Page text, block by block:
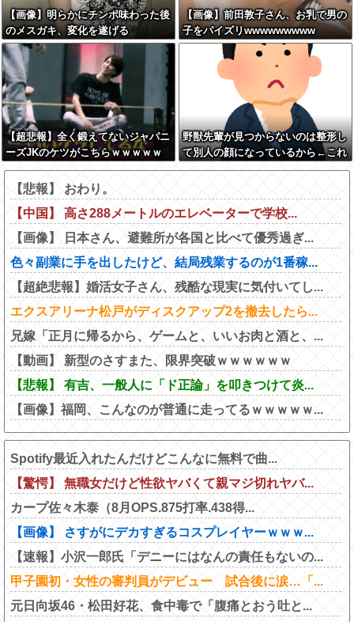
【画像】明らかにチンポ味わった後
のメスガキ、変化を遂げる
【画像】前田敦子さん、お乳で男の
子をパイズリwwwwwwwww
【超悲報】全く鍛えてないジャパニ
ーズJKのケツがこちらｗｗｗｗｗ
ｗｗ
野獣先輩が見つからないのは整形し
て別人の顔になっているから←これ
【悲報】 おわり。
【中国】 高さ288メートルのエレベーターで学校...
【画像】 日本さん、避難所が各国と比べて優秀過ぎ...
色々副業に手を出したけど、結局残業するのが1番稼...
【超絶悲報】婚活女子さん、残酷な現実に気付いてし...
エクスアリーナ松戸がディスクアップ2を撤去したら...
兄嫁「正月に帰るから、ゲームと、いいお肉と酒と、...
【動画】 新型のさすまた、限界突破ｗｗｗｗｗｗ
【悲報】 有吉、一般人に「ド正論」を叩きつけて炎...
【画像】福岡、こんなのが普通に走ってるｗｗｗｗｗ...
Spotify最近入れたんだけどこんなに無料で曲...
【驚愕】 無職女だけど性欲ヤバくて親マジ切れヤバ...
カープ佐々木泰（8月OPS.875打率.438得...
【画像】 さすがにデカすぎるコスプレイヤーｗｗｗ...
【速報】小沢一郎氏「デニーにはなんの責任もないの...
甲子園初・女性の審判員がデビュー 試合後に涙…「...
元日向坂46・松田好花、食中毒で「腹痛とおう吐と...